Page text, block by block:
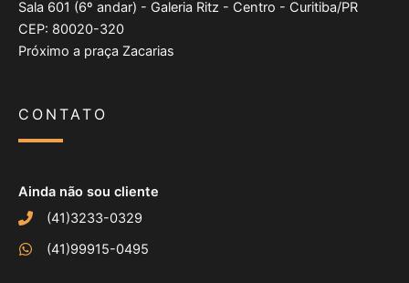
Sala 601 (6º andar) - Galeria Ritz - Centro - Curitiba/PR
CEP: 80020-320
Próximo a praça Zacarias
CONTATO
Ainda não sou cliente
(41)3233-0329
(41)99915-0495